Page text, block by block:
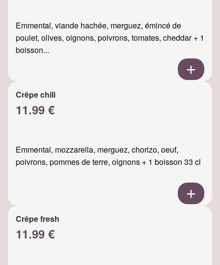
Emmental, viande hachée, merguez, émincé de
poulet, olives, oignons, poivrons, tomates, cheddar + 1
boisson...
Crêpe chili
11.99 €
Emmental, mozzarella, merguez, chorizo, oeuf,
poivrons, pommes de terre, oignons + 1 boisson 33 cl
Crêpe fresh
11.99 €